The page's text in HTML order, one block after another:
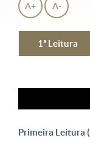
A+ A-
1ª Leitura
Primeira Leitura (